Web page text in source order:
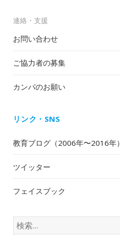
連絡・支援
お問い合わせ
ご協力者の募集
カンパのお願い
リンク・SNS
教育ブログ（2006年〜2016年）
ツイッター
フェイスブック
検
索: